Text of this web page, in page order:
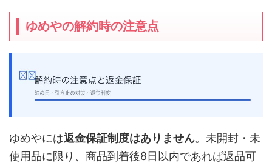
ゆめやの解約時の注意点
ゆめやには返金保証制度はありません。未開封・未
使用品に限り、商品到着後8日以内であれば返品可